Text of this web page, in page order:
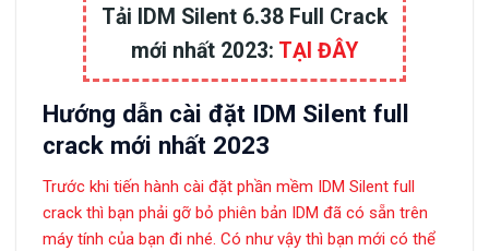
Tải IDM Silent 6.38 Full Crack
mới nhất 2023: TẠI ĐÂY
Hướng dẫn cài đặt IDM Silent full
crack mới nhất 2023
Trước khi tiến hành cài đặt phần mềm IDM Silent full
crack thì bạn phải gỡ bỏ phiên bản IDM đã có sẵn trên
máy tính của bạn đi nhé. Có như vậy thì bạn mới có thể